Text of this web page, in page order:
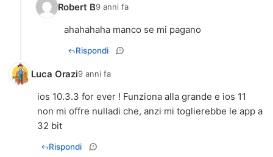
Robert B9 anni fa
ahahahaha manco se mi pagano
Rispondi
Luca Orazi9 anni fa
ios 10.3.3 for ever ! Funziona alla grande e ios 11
non mi offre nulladi che, anzi mi toglierebbe le app a
32 bit
Rispondi